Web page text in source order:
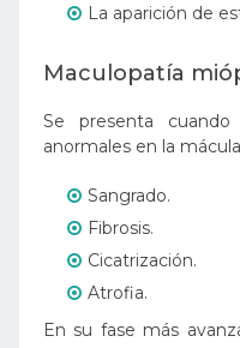
La aparición de
Maculopatía
Se presenta cuando
anormales en la
Sangrado.
Fibrosis.
Cicatrización.
Atrofia.
En su fase más